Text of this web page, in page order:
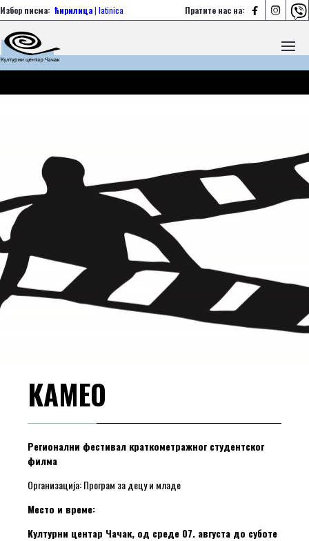
Пратите нас на:   
Избор писма: ћирилица| latinica
КАМЕО
Регионални фестивал краткометражног студентског
филма
Организација: Програм за децу и младе
Место и време:
Културни центар Чачак, од среде 07. августа до суботе